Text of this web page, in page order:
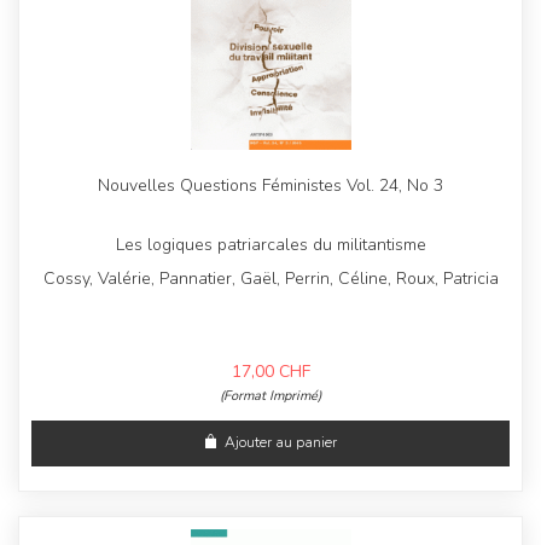
Nouvelles Questions Féministes Vol. 24, No 3
Les logiques patriarcales du militantisme
Cossy, Valérie, Pannatier, Gaël, Perrin, Céline, Roux, Patricia
17,00 CHF
(Format Imprimé)
Ajouter au panier